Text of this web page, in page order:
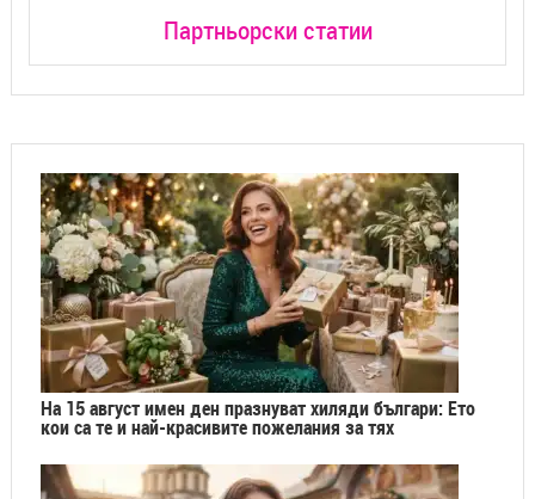
Партньорски статии
На 15 август имен ден празнуват хиляди българи: Ето
кои са те и най-красивите пожелания за тях